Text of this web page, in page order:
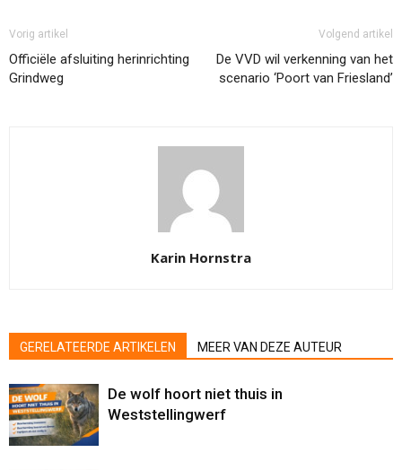
Vorig artikel
Officiële afsluiting herinrichting
Grindweg
Volgend artikel
De VVD wil verkenning van het
scenario ‘Poort van Friesland’
Karin Hornstra
GERELATEERDE ARTIKELEN MEER VAN DEZE AUTEUR
De wolf hoort niet thuis in
Weststellingwerf